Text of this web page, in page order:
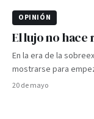
OPINIÓN
El lujo no hace
En la era de la
mostrarse para
20 de mayo